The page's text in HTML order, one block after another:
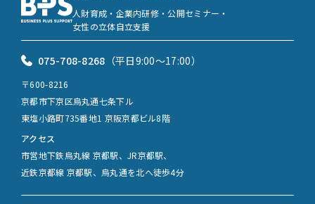
人財育成・企業内研修・公開セミナー・
女性の立体自立支援
075-708-8268 （平日9:00〜17:00）
〒600-8216
京都市下京区烏丸通七条下ル
東塩小路町735番地1 京阪京都ビル8階
アクセス
市営地下鉄烏丸線 京都駅、JR京都駅、
近鉄京都線 京都駅、烏丸通を北へ徒歩4分